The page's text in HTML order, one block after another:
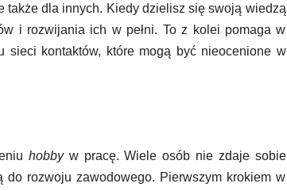
także dla innych. Kiedy dzielisz się swoją wiedzą
i rozwijania ich w pełni. To z kolei pomaga w
sieci kontaktów, które mogą być nieocenione w
hobbyw pracę. Wiele osób nie zdaje sobie
rozwoju zawodowego. Pierwszym krokiem w